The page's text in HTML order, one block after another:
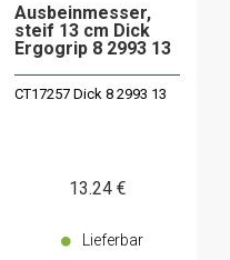
Ausbeinmesser,
steif 13 cm Dick
Ergogrip 8 2993 13
CT17257 Dick 8 2993 13
13.24 €
Lieferbar